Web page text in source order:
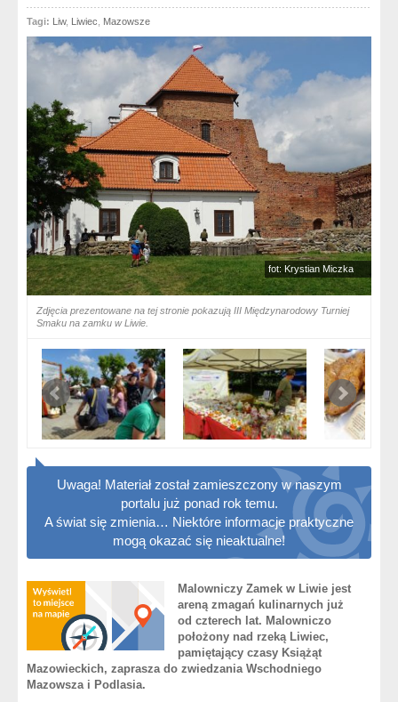
Tagi: Liw, Liwiec Mazowsze
fot: Krystian Miczka
Zdjęcia prezentowane na tej stronie pokazują III Międzynarodowy Turniej
Smaku na zamku w Liwie.
Uwaga! Materiał został zamieszczony w naszym
portalu już ponad rok temu.
A świat się zmienia… Niektóre informacje praktyczne
mogą okazać się nieaktualne!
Malowniczy Zamek w Liwie jest
areną zmagań kulinarnych już
od czterech lat. Malowniczo
położony nad rzeką Liwiec,
pamiętający czasy Książąt
Mazowieckich, zaprasza do zwiedzania Wschodniego
Mazowsza i Podlasia.